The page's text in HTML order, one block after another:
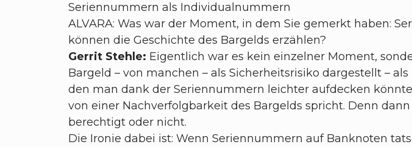
Seriennummern als Individualnummern
ALVARA: Was war der Moment, in dem Sie gemerkt haben:
können die Geschichte des Bargelds erzählen?
Gerrit Stehle: Eigentlich war es kein einzelner Moment,
Bargeld – von manchen – als Sicherheitsrisiko dargestellt –
den man dank der Seriennummern leichter aufdecken
von einer Nachverfolgbarkeit des Bargelds spricht. Denn
berechtigt oder nicht.
Die Ironie dabei ist: Wenn Seriennummern auf Banknoten